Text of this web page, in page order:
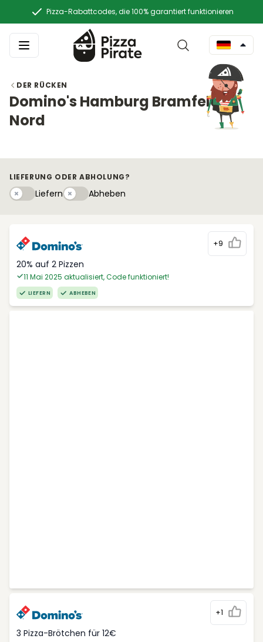
Pizza-Rabattcodes, die 100% garantiert funktionieren
DER RÜCKEN
Domino's Hamburg Bramfeld
Nord
LIEFERUNG ODER ABHOLUNG?
LiefernLiefernAbhebeny
Abheben
+9
20% auf 2 Pizzen
11 Mai 2025 aktualisiert, Code funktioniert!
LIEFERN ABHEBEN
+1
3 Pizza-Brötchen für 12€